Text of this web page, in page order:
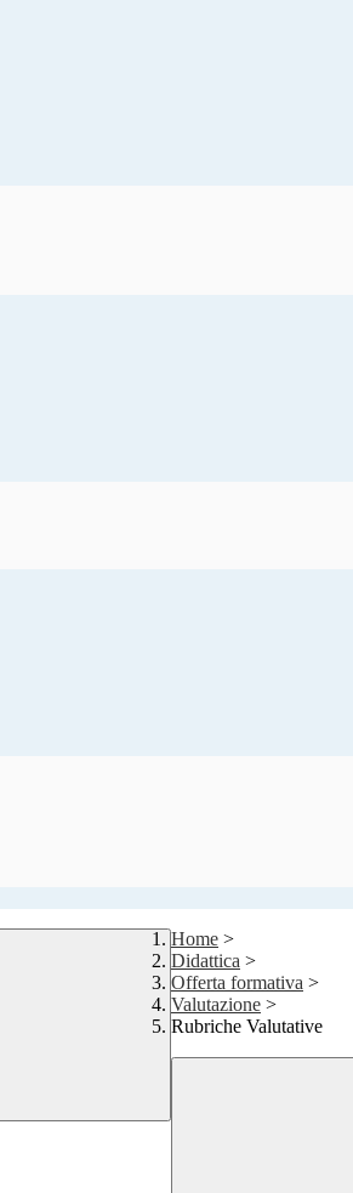
Home >
Didattica >
Offerta formativa >
Valutazione >
Rubriche Valutative